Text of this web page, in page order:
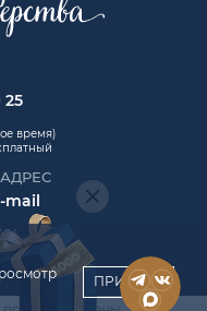
25
время)
mail
ПРИНЯТЬ